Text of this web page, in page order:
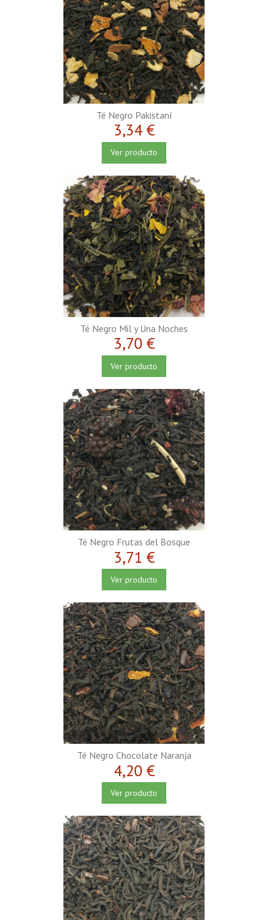
Té Negro Pakistaní
3,34 €
Ver producto
Té Negro Mil y Una Noches
3,70 €
Ver producto
Té Negro Frutas del Bosque
3,71 €
Ver producto
Té Negro Chocolate Naranja
4,20 €
Ver producto